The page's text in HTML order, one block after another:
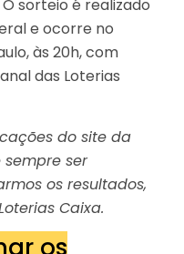
O sorteio é realizado
e ocorre no
às 20h, com
das Loterias
do site da
ser
os resultados,
Caixa.